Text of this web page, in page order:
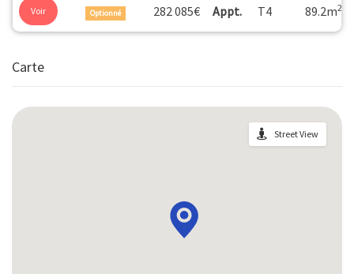
Voir Optionné 282 085€ Appt. T4 89.2m2
Carte
Street View